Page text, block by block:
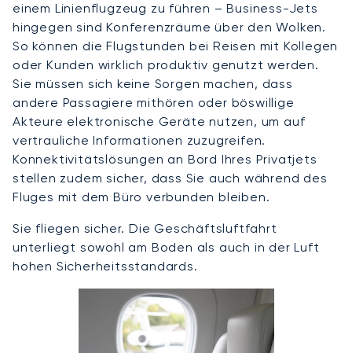
einem Linienflugzeug zu führen – Business-Jets
hingegen sind Konferenzräume über den Wolken.
So können die Flugstunden bei Reisen mit Kollegen
oder Kunden wirklich produktiv genutzt werden.
Sie müssen sich keine Sorgen machen, dass
andere Passagiere mithören oder böswillige
Akteure elektronische Geräte nutzen, um auf
vertrauliche Informationen zuzugreifen.
Konnektivitätslösungen an Bord Ihres Privatjets
stellen zudem sicher, dass Sie auch während des
Fluges mit dem Büro verbunden bleiben.
Sie fliegen sicher. Die Geschäftsluftfahrt
unterliegt sowohl am Boden als auch in der Luft
hohen Sicherheitsstandards.